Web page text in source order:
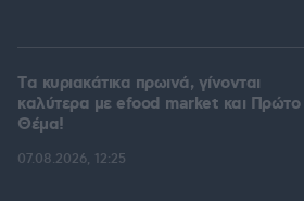
Tα κυριακάτικα πρωινά, γίνονται
καλύτερα με efood market και Πρώτο
Θέμα!
07.08.2026, 12:25